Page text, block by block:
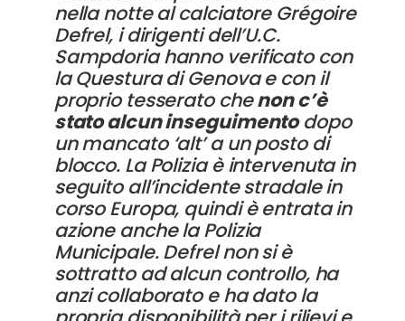
nella notte al calciatore Grégoire
Defrel, i dirigenti dell’U.C.
Sampdoria hanno verificato con
la Questura di Genova e con il
proprio tesserato chenon c’è
stato alcun inseguimentodopo
un mancato ‘alt’ a un posto di
blocco. La Polizia è intervenuta in
seguito all’incidente stradale in
corso Europa, quindi è entrata in
azione anche la Polizia
Municipale. Defrel non si è
sottratto ad alcun controllo, ha
anzi collaborato e ha dato la